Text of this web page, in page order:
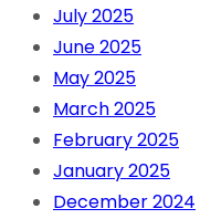
July 2025
June 2025
May 2025
March 2025
February 2025
January 2025
December 2024